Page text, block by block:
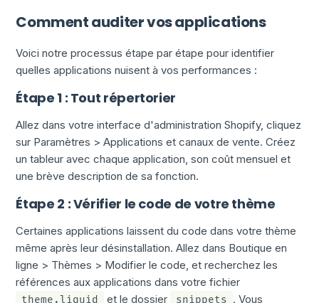
Comment auditer vos applications
Voici notre processus étape par étape pour identifier
quelles applications nuisent à vos performances :
Étape 1 : Tout répertorier
Allez dans votre interface d'administration Shopify, cliquez
sur Paramètres > Applications et canaux de vente. Créez
un tableur avec chaque application, son coût mensuel et
une brève description de sa fonction.
Étape 2 : Vérifier le code de votre thème
Certaines applications laissent du code dans votre thème
même après leur désinstallation. Allez dans Boutique en
ligne > Thèmes > Modifier le code, et recherchez les
références aux applications dans votre fichier
theme.liquid et le dossier snippets . Vous